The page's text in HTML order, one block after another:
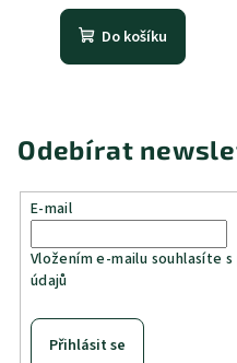
Do košíku
Odebírat
E-mail
Vložením e-mailu souhlasíte s
údajů
Přihlásit se